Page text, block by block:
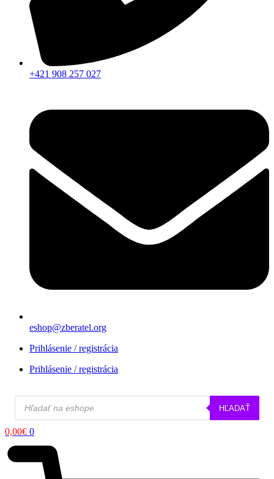
+421 908 257 027
eshop@zberatel.org
Prihlásenie / registrácia
Prihlásenie / registrácia
Products
search
HĽADAŤ
0,00€ 0